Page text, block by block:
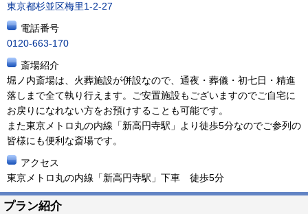
東京都杉並区梅里1-2-27
電話番号
0120-663-170
斎場紹介
堀ノ内斎場は、火葬施設が併設なので、通夜・葬儀・初七日・精進
落しまで全て執り行えます。ご安置施設もございますのでご自宅に
お戻りになれない方をお預けすることも可能です。
また東京メトロ丸の内線「新高円寺駅」より徒歩5分なのでご参列の
皆様にも便利な斎場です。
アクセス
東京メトロ丸の内線「新高円寺駅」下車 徒歩5分
プラン紹介